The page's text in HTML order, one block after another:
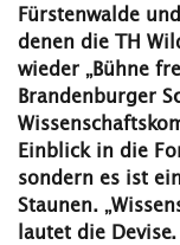
Fürstenwalde
denen die TH
wieder „Bühne
Brandenburger
Einblick in die
sondern es ist
Staunen.
lautet die Devise.